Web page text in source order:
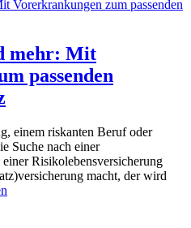
mehr: Mit
passenden
einem riskanten Beruf oder
Suche nach einer
Risikolebensversicherung
macht, der wird